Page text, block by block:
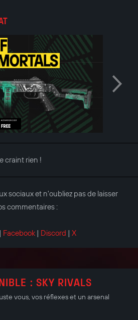
craint rien !
sociaux et n'oubliez pas de laisser
commentaires :
Facebook| Discord | X
: SKY RIVALS
vous, vos réflexes et un arsenal